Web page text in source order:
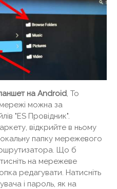
на Android, То
мережі можна за
"ES Провідник".
відкрийте в ньому
папку мережевого
Що б
на мережеве
редагувати. Натисніть
і пароль, як на